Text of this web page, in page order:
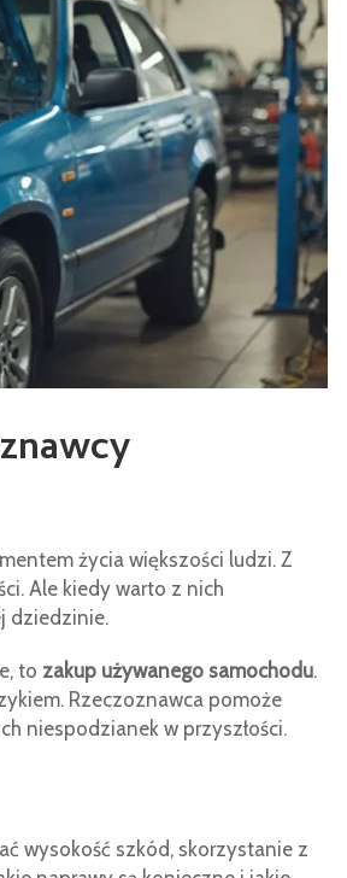
życia większości ludzi. Z
Ale kiedy warto z nich
dziedzinie.
to zakup używanego samochodu.
Rzeczoznawca pomoże
niespodzianek w przyszłości.
wysokość szkód, skorzystanie z